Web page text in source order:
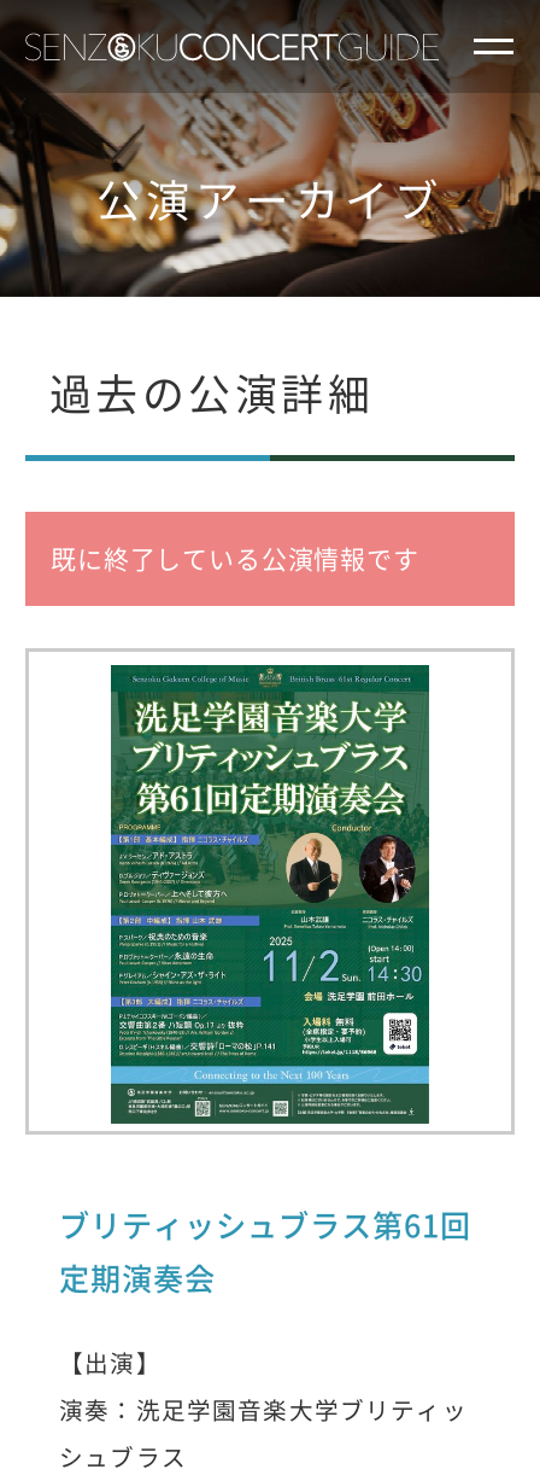
公演アーカイブ
過去の公演詳細
既に終了している公演情報です
ブリティッシュブラス第61回
定期演奏会
【出演】
演奏：洗足学園音楽大学ブリティッ
シュブラス